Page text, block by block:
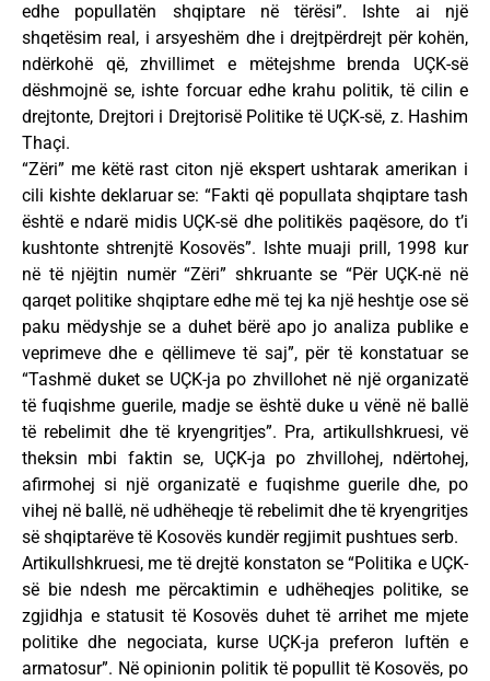
edhe popullatën shqiptare në tërësi”. Ishte ai një
shqetësim real, i arsyeshëm dhe i drejtpërdrejt për kohën,
ndërkohë që, zhvillimet e mëtejshme brenda UÇK-së
dëshmojnë se, ishte forcuar edhe krahu politik, të cilin e
drejtonte, Drejtori i Drejtorisë Politike të UÇK-së, z. Hashim
Thaçi.
“Zëri” me këtë rast citon një ekspert ushtarak amerikan i
cili kishte deklaruar se: “Fakti që popullata shqiptare tash
është e ndarë midis UÇK-së dhe politikës paqësore, do t’i
kushtonte shtrenjtë Kosovës”. Ishte muaji prill, 1998 kur
në të njëjtin numër “Zëri” shkruante se “Për UÇK-në në
qarqet politike shqiptare edhe më tej ka një heshtje ose së
paku mëdyshje se a duhet bërë apo jo analiza publike e
veprimeve dhe e qëllimeve të saj”, për të konstatuar se
“Tashmë duket se UÇK-ja po zhvillohet në një organizatë
të fuqishme guerile, madje se është duke u vënë në ballë
të rebelimit dhe të kryengritjes”. Pra, artikullshkruesi, vë
theksin mbi faktin se, UÇK-ja po zhvillohej, ndërtohej,
afirmohej si një organizatë e fuqishme guerile dhe, po
vihej në ballë, në udhëheqje të rebelimit dhe të kryengritjes
së shqiptarëve të Kosovës kundër regjimit pushtues serb.
Artikullshkruesi, me të drejtë konstaton se “Politika e UÇK-
së bie ndesh me përcaktimin e udhëheqjes politike, se
zgjidhja e statusit të Kosovës duhet të arrihet me mjete
politike dhe negociata, kurse UÇK-ja preferon luftën e
armatosur”. Në opinionin politik të popullit të Kosovës, po